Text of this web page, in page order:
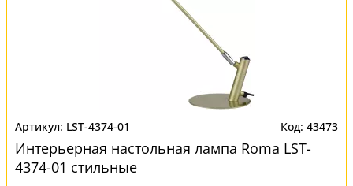
LST-4374-01 43473
Интерьерная настольная лампа Roma LST-
4374-01 стильные